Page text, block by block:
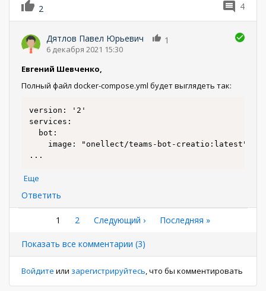
2 4
Дятлов Павел Юрьевич
6 декабря 2021 15:30
1
Евгений Шевченко,
Полный файл docker-compose.yml будет выглядеть так:
version: '2'
services:
  bot:
...
Еще
Ответить
Нумерация
страниц
Текущая
1 Страница
2
Следующая
Следующий ›
Последняя
Последняя »
Показать все комментарии (3)
Войдите или зарегистрируйтесь , что бы комментировать